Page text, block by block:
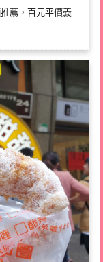
薦，百元平價義